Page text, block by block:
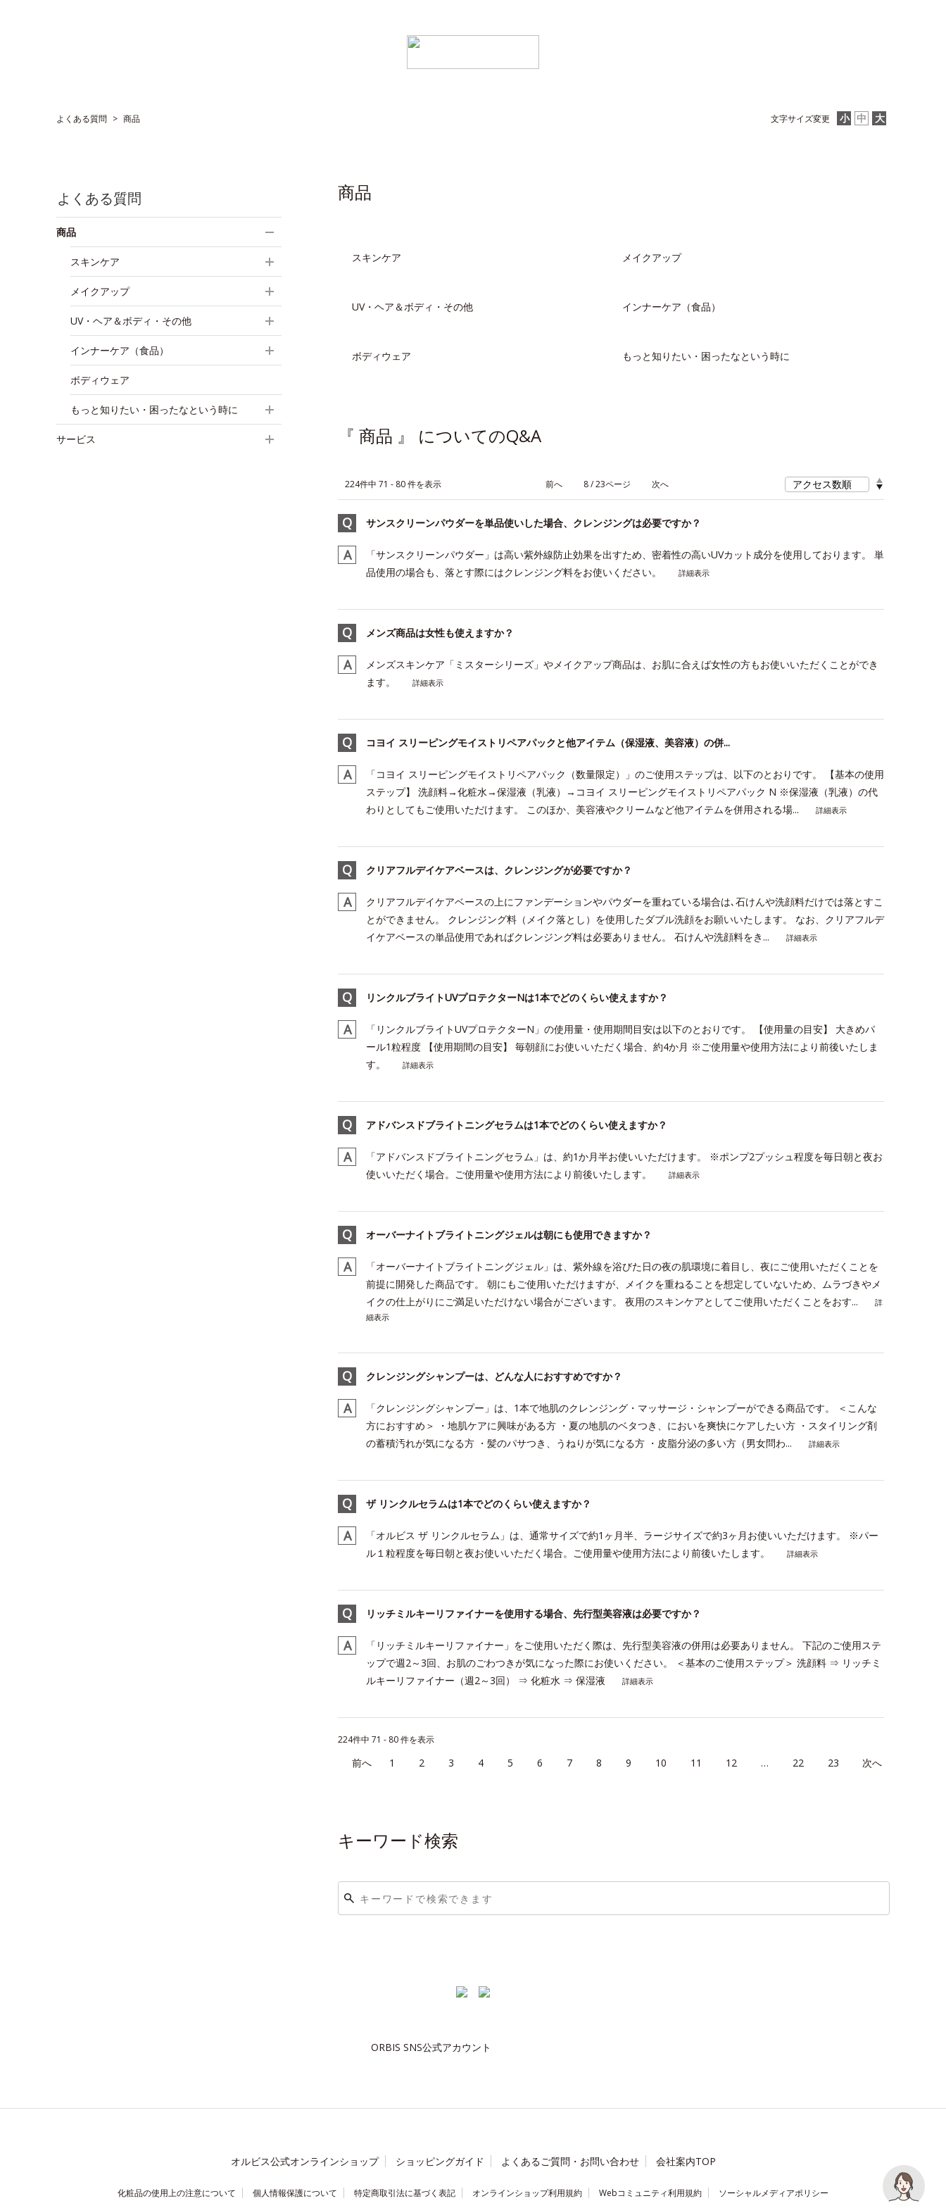
文字サイズ変更
よくある質問 > 商品
よくある質問
商品
スキンケア
メイクアップ
UV・ヘア＆ボディ・その他
インナーケア（食品）
ボディウェア
もっと知りたい・困ったなという時に
サービス
商品
スキンケア メイクアップ
UV・ヘア＆ボディ・その他 インナーケア（食品）
ボディウェア もっと知りたい・困ったなという時に
『 商品 』 についてのQ&A
224件中 71 - 80 件を表示 8 / 23ページ
サンスクリーンパウダーを単品使いした場合、クレンジングは必要ですか？
「サンスクリーンパウダー」は高い紫外線防止効果を出すため、密着性の高いUVカット成分を使用しております。 単
品使用の場合も、落とす際にはクレンジング料をお使いください。
詳細表示
メンズ商品は女性も使えますか？
メンズスキンケア「ミスターシリーズ」やメイクアップ商品は、お肌に合えば女性の方もお使いいただくことができ
ます。
詳細表示
コヨイ スリーピングモイストリペアパックと他アイテム（保湿液、美容液）の併...
「コヨイ スリーピングモイストリペアパック（数量限定）」のご使用ステップは、以下のとおりです。 【基本の使用
ステップ】 洗顔料→化粧水→保湿液（乳液）→コヨイ スリーピングモイストリペアパック N ※保湿液（乳液）の代
わりとしてもご使用いただけます。 このほか、美容液やクリームなど他アイテムを併用される場...
詳細表示
クリアフルデイケアベースは、クレンジングが必要ですか？
クリアフルデイケアベースの上にファンデーションやパウダーを重ねている場合は､石けんや洗顔料だけでは落とすこ
とができません。 クレンジング料（メイク落とし）を使用したダブル洗顔をお願いいたします。 なお、クリアフルデ
イケアベースの単品使用であればクレンジング料は必要ありません。 石けんや洗顔料をき...
詳細表示
リンクルブライトUVプロテクターNは1本でどのくらい使えますか？
「リンクルブライトUVプロテクターN」の使用量・使用期間目安は以下のとおりです。 【使用量の目安】 大きめパ
ール1粒程度 【使用期間の目安】 毎朝顔にお使いいただく場合、約4か月 ※ご使用量や使用方法により前後いたしま
す。
詳細表示
アドバンスドブライトニングセラムは1本でどのくらい使えますか？
「アドバンスドブライトニングセラム」は、約1か月半お使いいただけます。 ※ポンプ2プッシュ程度を毎日朝と夜お
使いいただく場合。ご使用量や使用方法により前後いたします。
詳細表示
オーバーナイトブライトニングジェルは朝にも使用できますか？
「オーバーナイトブライトニングジェル」は、紫外線を浴びた日の夜の肌環境に着目し、夜にご使用いただくことを
前提に開発した商品です。 朝にもご使用いただけますが、メイクを重ねることを想定していないため、ムラづきやメ
イクの仕上がりにご満足いただけない場合がございます。 夜用のスキンケアとしてご使用いただくことをおす...
詳
細表示
クレンジングシャンプーは、どんな人におすすめですか？
「クレンジングシャンプー」は、1本で地肌のクレンジング・マッサージ・シャンプーができる商品です。 ＜こんな
方におすすめ＞ ・地肌ケアに興味がある方 ・夏の地肌のベタつき、においを爽快にケアしたい方 ・スタイリング剤
の蓄積汚れが気になる方 ・髪のパサつき、うねりが気になる方 ・皮脂分泌の多い方（男女問わ...
詳細表示
ザ リンクルセラムは1本でどのくらい使えますか？
「オルビス ザ リンクルセラム」は、通常サイズで約1ヶ月半、ラージサイズで約3ヶ月お使いいただけます。 ※パー
ル１粒程度を毎日朝と夜お使いいただく場合。ご使用量や使用方法により前後いたします。
詳細表示
リッチミルキーリファイナーを使用する場合、先行型美容液は必要ですか？
「リッチミルキーリファイナー」をご使用いただく際は、先行型美容液の併用は必要ありません。 下記のご使用ステ
ップで週2～3回、お肌のごわつきが気になった際にお使いください。 ＜基本のご使用ステップ＞ 洗顔料 ⇒ リッチミ
ルキーリファイナー（週2～3回） ⇒ 化粧水 ⇒ 保湿液
詳細表示
224件中 71 - 80 件を表示
≪ 1 2 3 4 5 6 7 8 9 10 11 12 … 22 23
キーワード検索
ORBIS SNS公式アカウント
オルビス公式オンラインショップ ショッピングガイド よくあるご質問・お問い合わせ 会社案内TOP
化粧品の使用上の注意について 個人情報保護について 特定商取引法に基づく表記 オンラインショップ利用規約 Webコミュニティ利用規約 ソーシャルメディアポリシー
お答えします